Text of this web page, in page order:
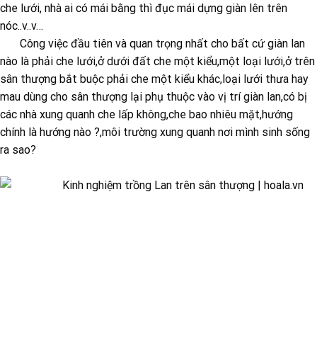
che lưới, nhà ai có mái bằng thì đục mái dựng giàn lên trên
nóc..v..v…
Công việc đầu tiên và quan trọng nhất cho bất cứ giàn lan
nào là phải che lưới,ở dưới đất che một kiểu,một loại lưới,ở trên
sân thượng bắt buộc phải che một kiểu khác,loại lưới thưa hay
mau dùng cho sân thượng lại phụ thuộc vào vị trí giàn lan,có bị
các nhà xung quanh che lấp không,che bao nhiêu mặt,hướng
chính là hướng nào ?,môi trường xung quanh nơi mình sinh sống
ra sao?